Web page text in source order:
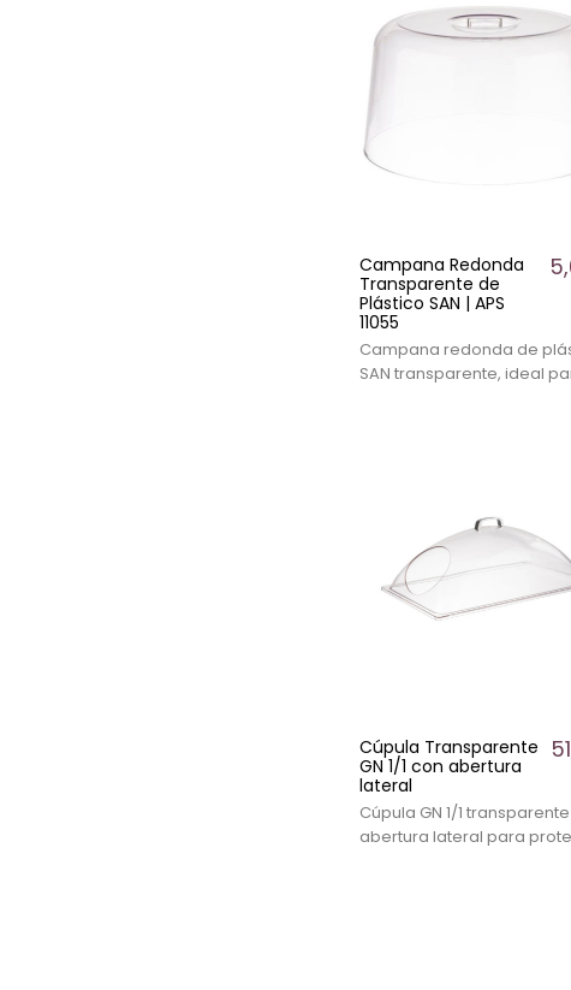
Campana Redonda
Transparente de
Plástico SAN | APS
11055
Campana redonda de
SAN transparente, ideal
Cúpula Transparente
GN 1/1 con abertura
lateral
Cúpula GN 1/1
abertura lateral para